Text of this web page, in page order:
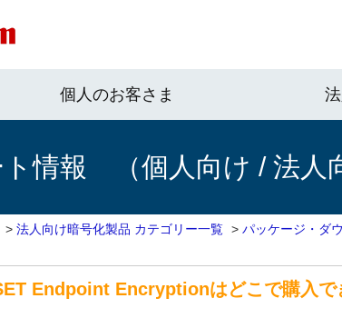
個人のお客さま
情報 （個人向け / 法人
> 法人向け暗号化製品 カテゴリー一覧 > パッケージ・ダ
Endpoint Encryptionはどこで購入で